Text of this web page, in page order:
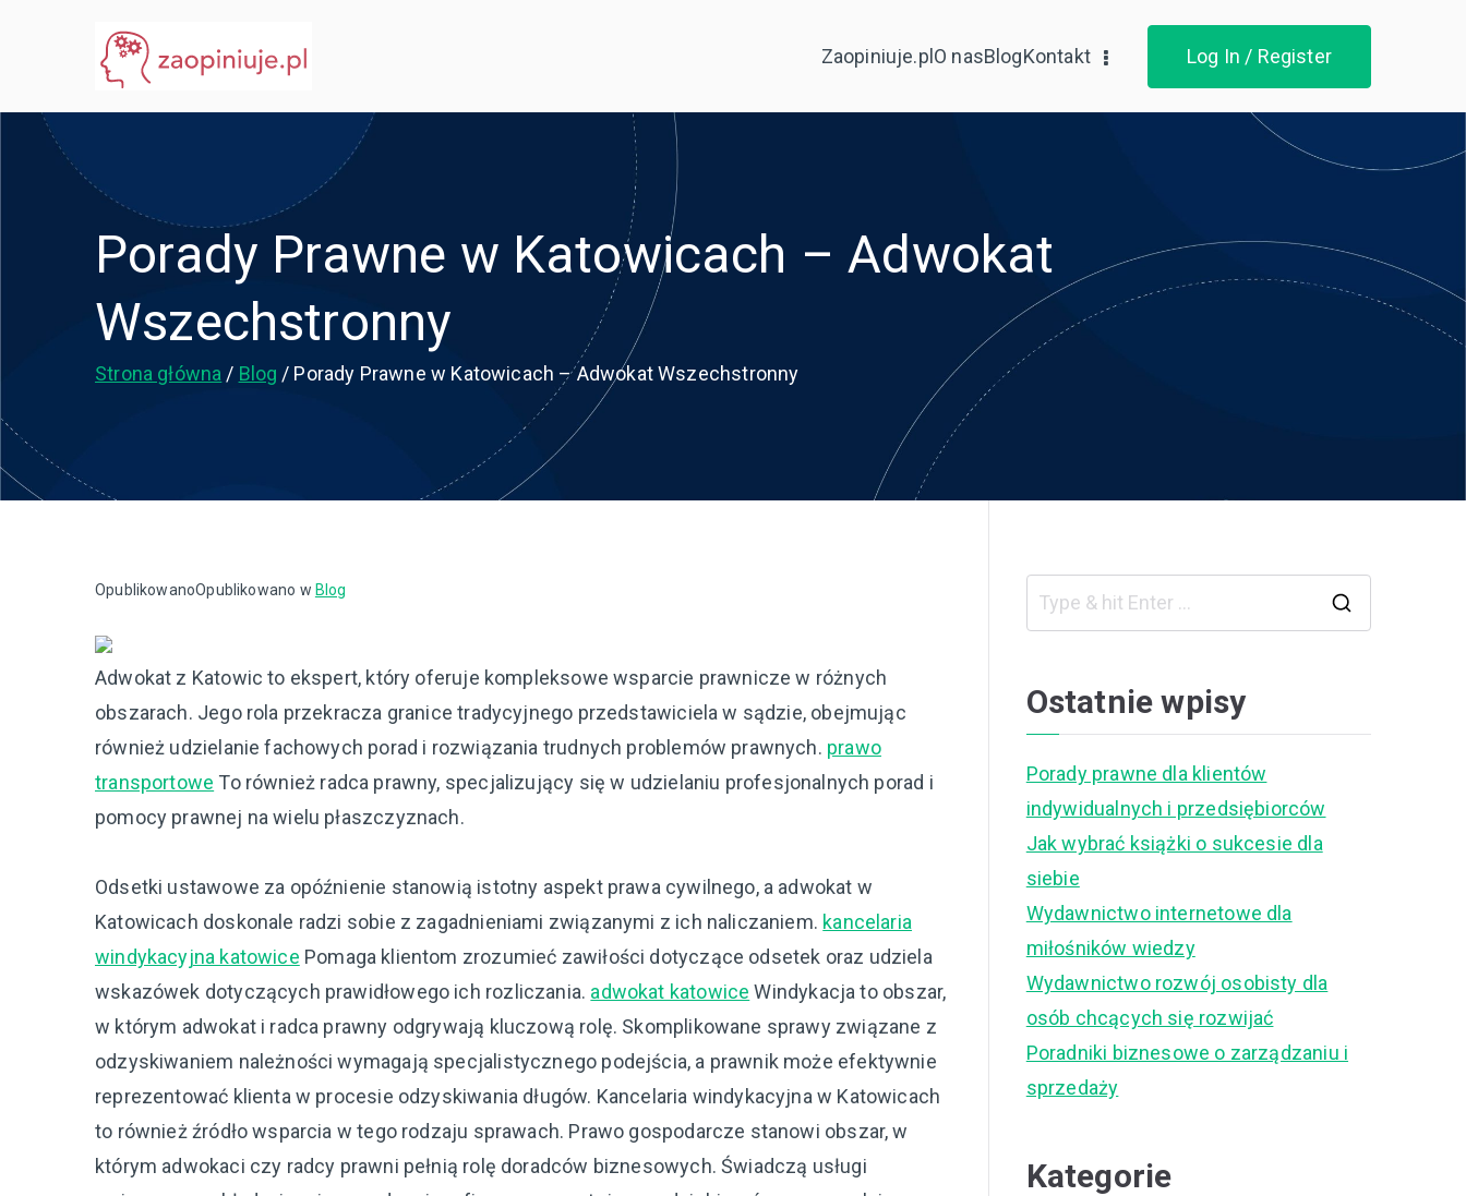
Zaopiniuje.plO nasBlogKontakt Log In / Register
Porady Prawne w Katowicach – Adwokat
Wszechstronny
Strona główna Blog Porady Prawne w Katowicach – Adwokat Wszechstronny
OpublikowanoOpublikowano w Blog
Adwokat z Katowic to ekspert, który oferuje kompleksowe wsparcie prawnicze w różnych
obszarach. Jego rola przekracza granice tradycyjnego przedstawiciela w sądzie, obejmując
również udzielanie fachowych porad i rozwiązania trudnych problemów prawnych. prawo
transportowe To również radca prawny, specjalizujący się w udzielaniu profesjonalnych porad i
pomocy prawnej na wielu płaszczyznach.
Odsetki ustawowe za opóźnienie stanowią istotny aspekt prawa cywilnego, a adwokat w
Katowicach doskonale radzi sobie z zagadnieniami związanymi z ich naliczaniem. kancelaria
windykacyjna katowice Pomaga klientom zrozumieć zawiłości dotyczące odsetek oraz udziela
wskazówek dotyczących prawidłowego ich rozliczania. adwokat katowice Windykacja to obszar,
w którym adwokat i radca prawny odgrywają kluczową rolę. Skomplikowane sprawy związane z
odzyskiwaniem należności wymagają specjalistycznego podejścia, a prawnik może efektywnie
reprezentować klienta w procesie odzyskiwania długów. Kancelaria windykacyjna w Katowicach
to również źródło wsparcia w tego rodzaju sprawach. Prawo gospodarcze stanowi obszar, w
którym adwokaci czy radcy prawni pełnią rolę doradców biznesowych. Świadczą usługi
Ostatnie wpisy
Porady prawne dla klientów
indywidualnych i przedsiębiorców
Jak wybrać książki o sukcesie dla
siebie
Wydawnictwo internetowe dla
miłośników wiedzy
Wydawnictwo rozwój osobisty dla
osób chcących się rozwijać
Poradniki biznesowe o zarządzaniu i
sprzedaży
Kategorie